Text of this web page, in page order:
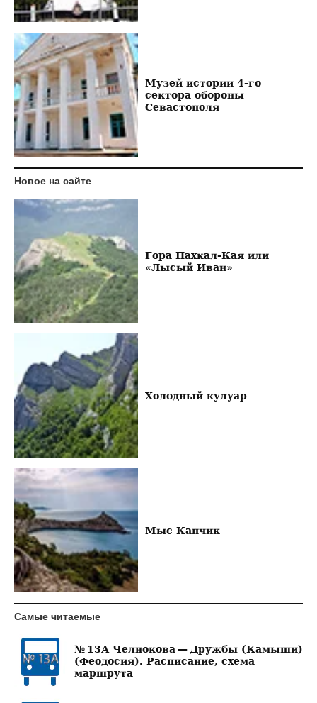
Музей истории 4-го
сектора обороны
Севастополя
Новое на сайте
Гора Пахкал-Кая или
«Лысый Иван»
Холодный кулуар
Мыс Капчик
Самые читаемые
№ 13А Челнокова — Дружбы (Камыши)
(Феодосия). Расписание, схема
маршрута